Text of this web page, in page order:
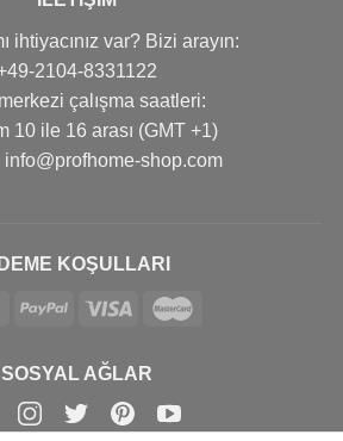
ihtiyacınız var? Bizi arayın:
2104-8331122
çalışma saatleri:
10 ile 16 arası (GMT +1)
info@profhome-shop.com
KOŞULLARI
SOSYAL AĞLAR